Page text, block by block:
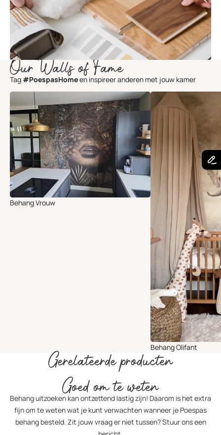
Our Walls of Fame
Tag #PoespasHomeen inspireer anderen met jouw kamer
Behang Vrouw
Behang Olifant
Gerelateerde producten
Goed om te weten
Behang uitzoeken kan ontzettend lastig zijn! Daarom is het extra
fijn om te weten wat je kunt verwachten wanneer je Poespas
behang besteld. Zit jouw vraag er niet tussen? Stuur ons een